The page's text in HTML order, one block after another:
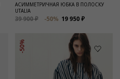
АСИММЕТРИЧНАЯ ЮБКА В ПОЛОСКУ
UTALIA
39 900 ₽ -50% 19 950 ₽
-50%